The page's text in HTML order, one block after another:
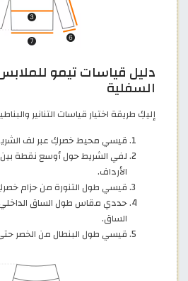
دليل قياسات تيمو
السفلية
إليكِ طريقة اختيار قياسات التنانير
قيسي محيط خصركِ عبر لف
لفي الشريط حول أوسع نقطة
الأرداف.
قيسي طول التنورة من حزام
حددي مقاس طول الساق
الساق.
قيسي طول البنطال من الخصر